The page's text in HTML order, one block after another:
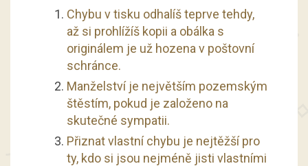
Chybu v tisku odhalíš teprve tehdy,
až si prohlížíš kopii a obálka s
originálem je už hozena v poštovní
schránce.
Manželství je největším pozemským
štěstím, pokud je založeno na
skutečné sympatii.
Přiznat vlastní chybu je nejtěžší pro
ty, kdo si jsou nejméně jisti vlastními